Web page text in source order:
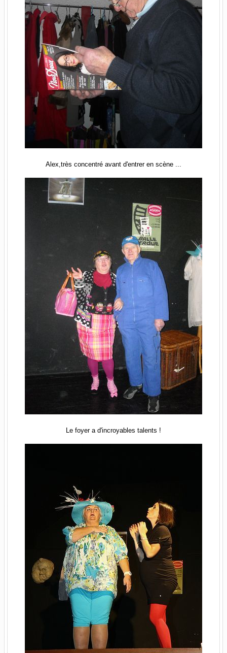
Alex,très concentré avant d'entrer en scène ...
Le foyer a d'incroyables talents !